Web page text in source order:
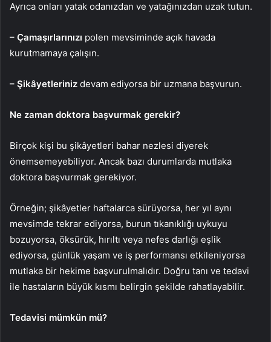
Ayrıca onları yatak odanızdan ve yatağınızdan uzak tutun.
– Çamaşırlarınızı polen mevsiminde açık havada
kurutmamaya çalışın.
– Şikâyetleriniz devam ediyorsa bir uzmana başvurun.
Ne zaman doktora başvurmak gerekir?
Birçok kişi bu şikâyetleri bahar nezlesi diyerek
önemsemeyebiliyor. Ancak bazı durumlarda mutlaka
doktora başvurmak gerekiyor.
Örneğin; şikâyetler haftalarca sürüyorsa, her yıl aynı
mevsimde tekrar ediyorsa, burun tıkanıklığı uykuyu
bozuyorsa, öksürük, hırıltı veya nefes darlığı eşlik
ediyorsa, günlük yaşam ve iş performansı etkileniyorsa
mutlaka bir hekime başvurulmalıdır. Doğru tanı ve tedavi
ile hastaların büyük kısmı belirgin şekilde rahatlayabilir.
Tedavisi mümkün mü?